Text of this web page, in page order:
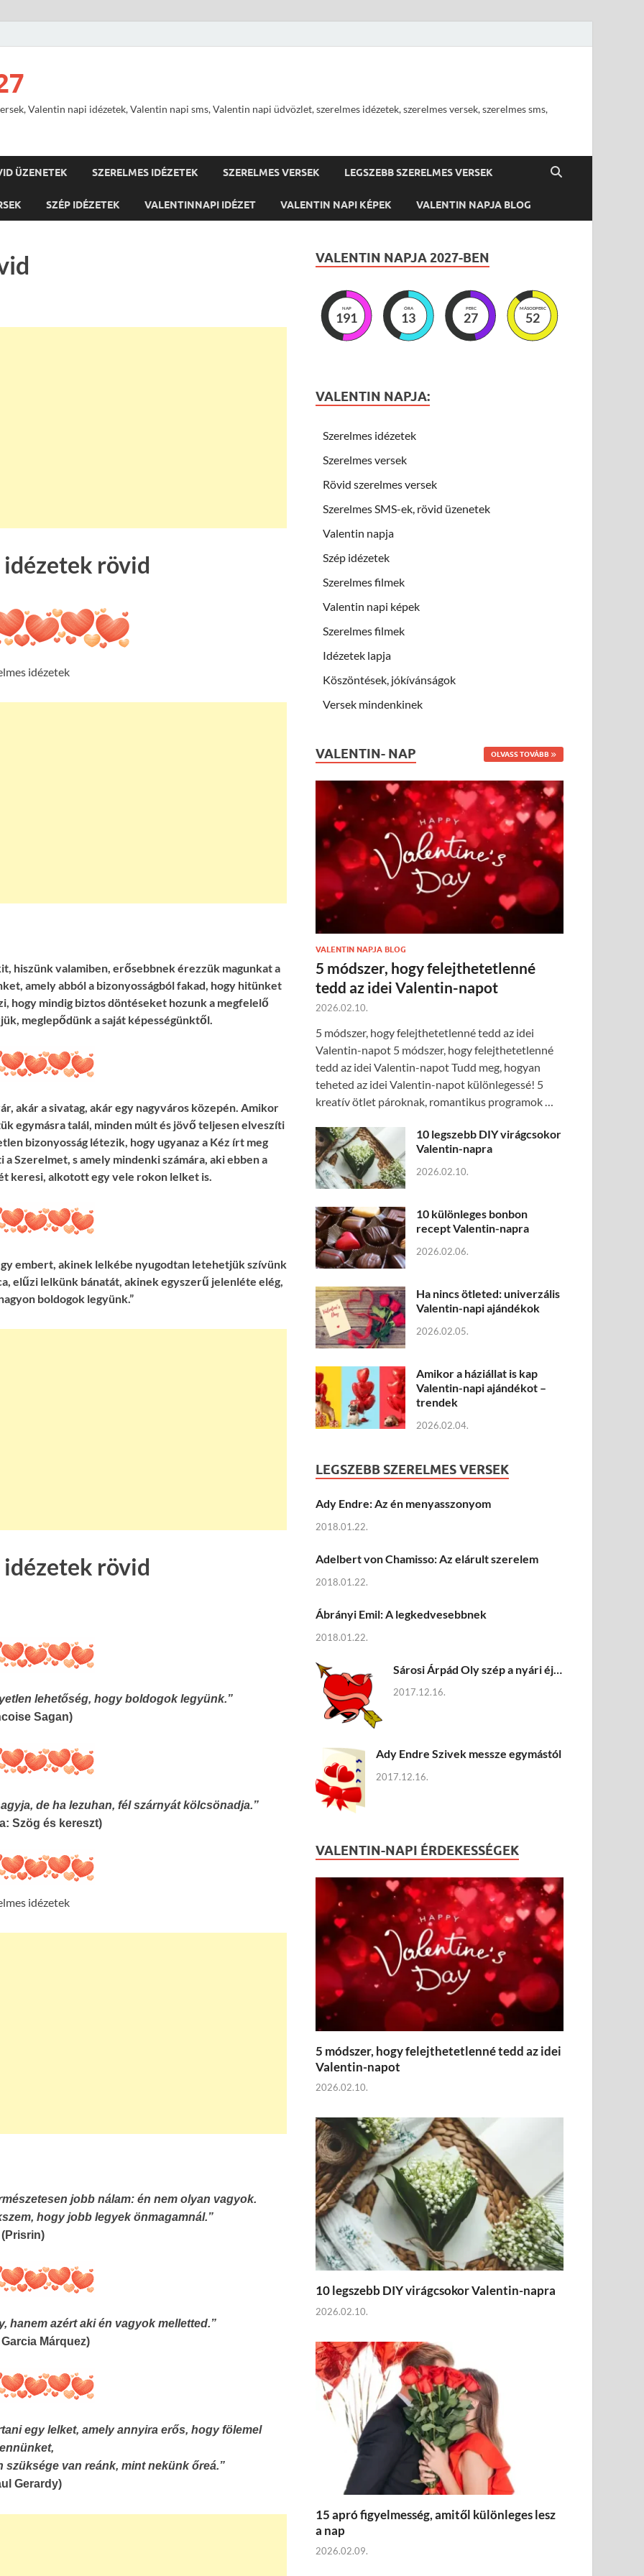
Valentin napi idézetek, Valentin napi sms, Valentin napi üdvözlet, szerelmes idézetek, szerelmes versek, szerelmes sms,
ÜZENETEK SZERELMES IDÉZETEK SZERELMES VERSEK LEGSZEBB SZERELMES VERSEK
SZÉP IDÉZETEK VALENTINNAPI IDÉZET VALENTIN NAPI KÉPEK VALENTIN NAPJA BLOG
idézetek rövid
idézetek
hiszünk valamiben, erősebbnek érezzük magunkat a
amely abból a bizonyosságból fakad, hogy hitünket
hogy mindig biztos döntéseket hozunk a megfelelő
meglepődünk a saját képességünktől.
akár a sivatag, akár egy nagyváros közepén. Amikor
egymásra talál, minden múlt és jövő teljesen elveszíti
bizonyosság létezik, hogy ugyanaz a Kéz írt meg
Szerelmet, s amely mindenki számára, aki ebben a
keresi, alkotott egy vele rokon lelket is.
embert, akinek lelkébe nyugodtan letehetjük szívünk
elűzi lelkünk bánatát, akinek egyszerű jelenléte elég,
boldogok legyünk.”
idézetek rövid
lehetőség, hogy boldogok legyünk.”
Sagan)
de ha lezuhan, fél szárnyát kölcsönadja.”
Szög és kereszt)
idézetek
jobb nálam: én nem olyan vagyok.
hogy jobb legyek önmagamnál.”
(Prisrin)
hanem azért aki én vagyok melletted.”
Márquez)
egy lelket, amely annyira erős, hogy fölemel
van reánk, mint nekünk őreá.”
Gerardy)
VALENTIN NAPJA 2027-BEN
NAP
191
ÓRA
13
PERC
27
MÁSODPERC
51
VALENTIN NAPJA:
Szerelmes idézetek
Szerelmes versek
Rövid szerelmes versek
Szerelmes SMS-ek, rövid üzenetek
Valentin napja
Szép idézetek
Szerelmes filmek
Valentin napi képek
Szerelmes filmek
Idézetek lapja
Köszöntések, jókívánságok
Versek mindenkinek
VALENTIN- NAP OLVASS TOVÁBB
VALENTIN NAPJA BLOG
5 módszer, hogy felejthetetlenné
tedd az idei Valentin-napot
2026.02.10.
5 módszer, hogy felejthetetlenné tedd az idei
Valentin-napot 5 módszer, hogy felejthetetlenné
tedd az idei Valentin-napot Tudd meg, hogyan
teheted az idei Valentin-napot különlegessé! 5
kreatív ötlet pároknak, romantikus programok …
10 legszebb DIY virágcsokor
Valentin-napra
2026.02.10.
10 különleges bonbon
recept Valentin-napra
2026.02.06.
Ha nincs ötleted: univerzális
Valentin-napi ajándékok
2026.02.05.
Amikor a háziállat is kap
Valentin-napi ajándékot –
trendek
2026.02.04.
LEGSZEBB SZERELMES VERSEK
Ady Endre: Az én menyasszonyom
2018.01.22.
Adelbert von Chamisso: Az elárult szerelem
2018.01.22.
Ábrányi Emil: A legkedvesebbnek
2018.01.22.
Sárosi Árpád Oly szép a nyári éj…
2017.12.16.
Ady Endre Szivek messze egymástól
2017.12.16.
VALENTIN-NAPI ÉRDEKESSÉGEK
5 módszer, hogy felejthetetlenné tedd az idei
Valentin-napot
2026.02.10.
10 legszebb DIY virágcsokor Valentin-napra
2026.02.10.
15 apró figyelmesség, amitől különleges lesz
a nap
2026.02.09.